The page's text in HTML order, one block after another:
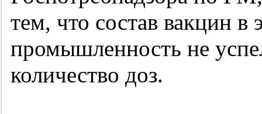
тем, что состав вакцин в
промышленность не
количество доз.